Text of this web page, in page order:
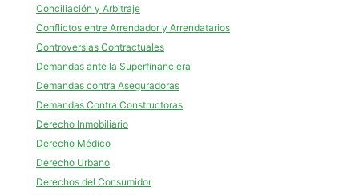
Conciliación y Arbitraje
Conflictos entre Arrendador y Arrendatarios
Controversias Contractuales
Demandas ante la Superfinanciera
Demandas contra Aseguradoras
Demandas Contra Constructoras
Derecho Inmobiliario
Derecho Médico
Derecho Urbano
Derechos del Consumidor